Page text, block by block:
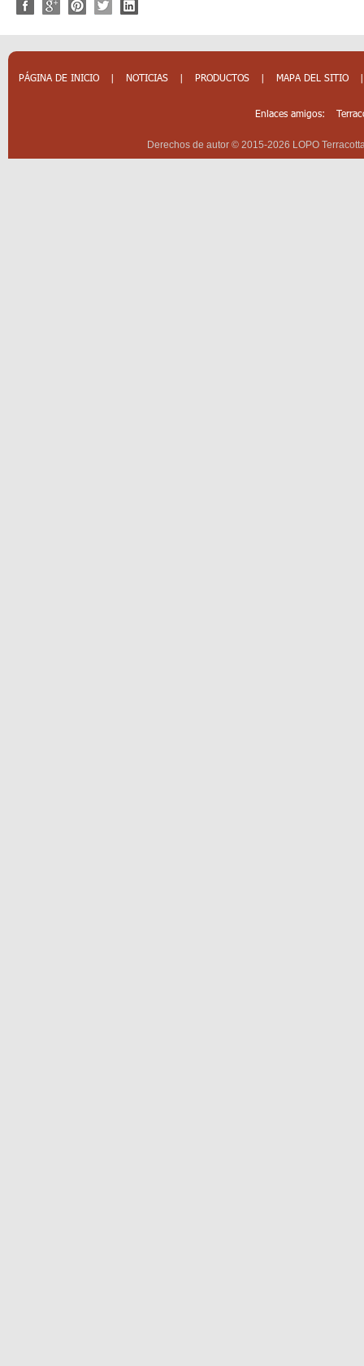
PÁGINA DE INICIO | NOTICIAS | PRODUCTOS | MAPA DEL SITIO |
Enlaces amigos:
Derechos de autor © 2015-2026 LOPO